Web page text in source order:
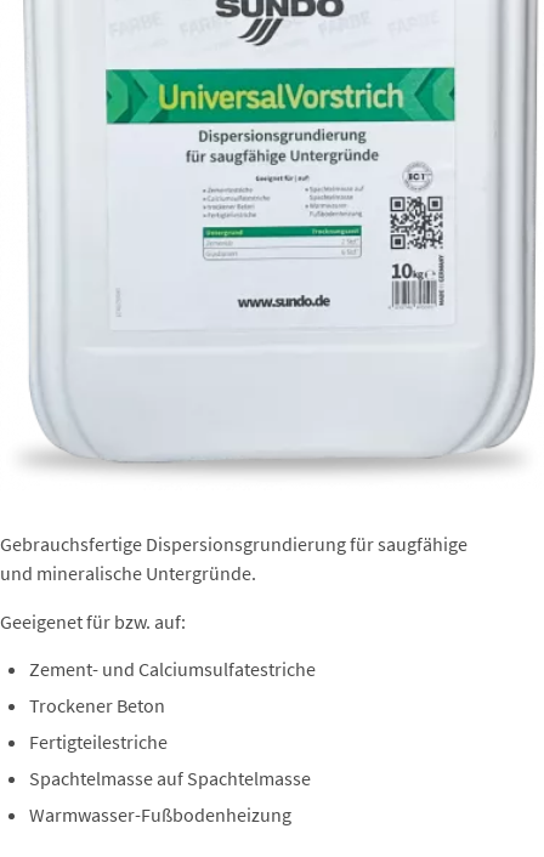
Gebrauchsfertige Dispersionsgrundierung für saugfähige
und mineralische Untergründe.
Geeigenet für bzw. auf:
Zement- und Calciumsulfatestriche
Trockener Beton
Fertigteilestriche
Spachtelmasse auf Spachtelmasse
Warmwasser-Fußbodenheizung